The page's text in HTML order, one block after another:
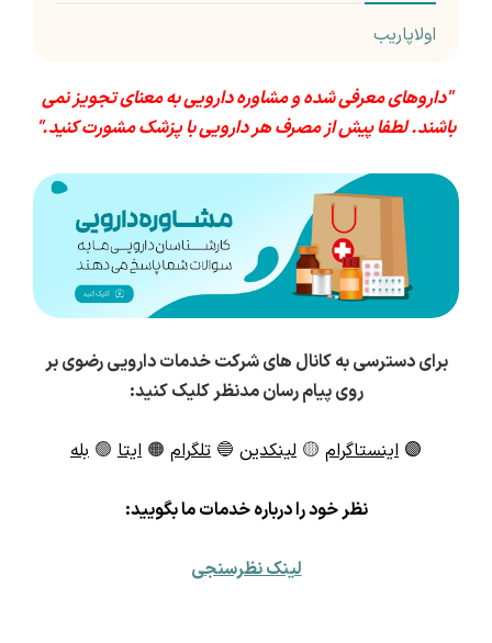
اولاپاریب
"داروهای معرفی شده و مشاوره دارویی به معنای تجویز نمی
باشند. لطفا پیش از مصرف هر دارویی با پزشک مشورت کنید."
برای دسترسی به کانال های شرکت خدمات دارویی رضوی بر
روی پیام رسان مدنظر کلیک کنید:
🟣 اینستاگرام 🟡 لینکدین 🔵 تلگرام 🟠 ایتا 🟢 بله
نظر خود را درباره خدمات ما بگویید:
لینک نظرسنجی